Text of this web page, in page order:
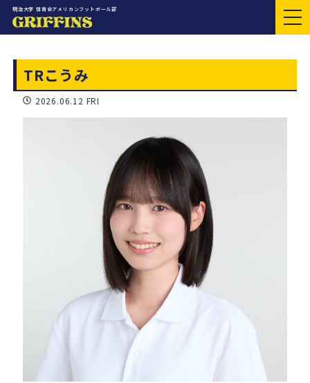
明治大学 体育会アメリカンフットボール部
TRこうみ
2026.06.12 FRI